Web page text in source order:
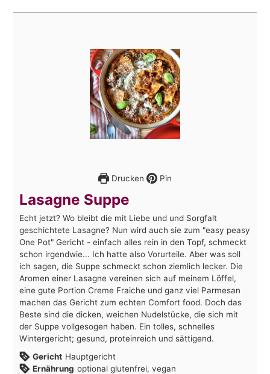
Drucken Pin
Lasagne Suppe
Echt jetzt? Wo bleibt die mit Liebe und und Sorgfalt
geschichtete Lasagne? Nun wird auch sie zum "easy peasy
One Pot" Gericht - einfach alles rein in den Topf, schmeckt
schon irgendwie... Ich hatte also Vorurteile. Aber was soll
ich sagen, die Suppe schmeckt schon ziemlich lecker. Die
Aromen einer Lasagne vereinen sich auf meinem Löffel,
eine gute Portion Creme Fraiche und ganz viel Parmesan
machen das Gericht zum echten Comfort food. Doch das
Beste sind die dicken, weichen Nudelstücke, die sich mit
der Suppe vollgesogen haben. Ein tolles, schnelles
Wintergericht; gesund, proteinreich und sättigend.
Gericht Hauptgericht
Ernährung optional glutenfrei, vegan